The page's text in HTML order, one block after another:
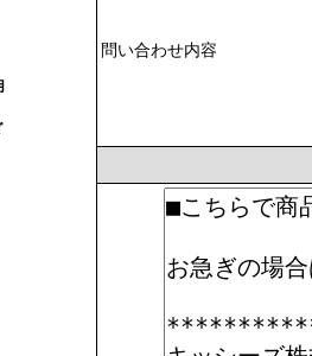
問い合わせ内容